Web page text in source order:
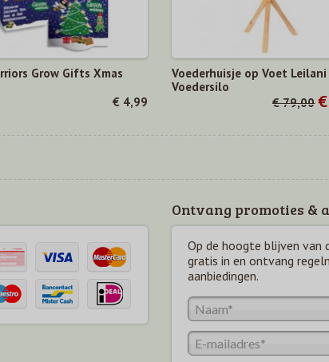
Grow Gifts Xmas
€ 4,99
Voederhuisje op Voet
Voedersilo
€ 79,00
Ontvang promoties &
Op de hoogte blijven van
gratis in en ontvang
aanbiedingen.